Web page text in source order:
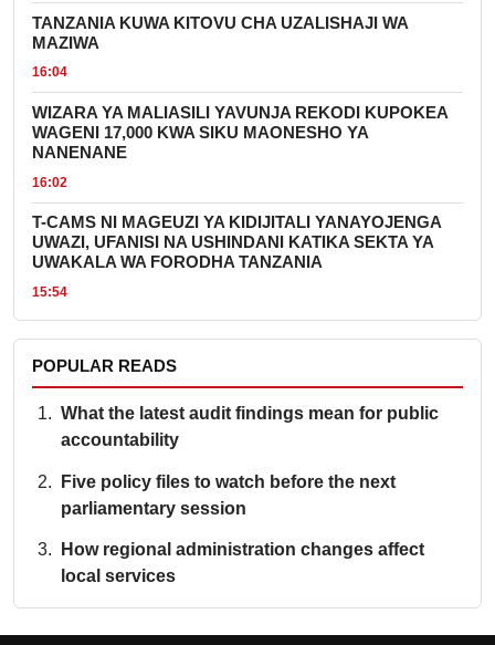
TANZANIA KUWA KITOVU CHA UZALISHAJI WA
MAZIWA
16:04
WIZARA YA MALIASILI YAVUNJA REKODI KUPOKEA
WAGENI 17,000 KWA SIKU MAONESHO YA
NANENANE
16:02
T-CAMS NI MAGEUZI YA KIDIJITALI YANAYOJENGA
UWAZI, UFANISI NA USHINDANI KATIKA SEKTA YA
UWAKALA WA FORODHA TANZANIA
15:54
POPULAR READS
What the latest audit findings mean for public
accountability
Five policy files to watch before the next
parliamentary session
How regional administration changes affect
local services